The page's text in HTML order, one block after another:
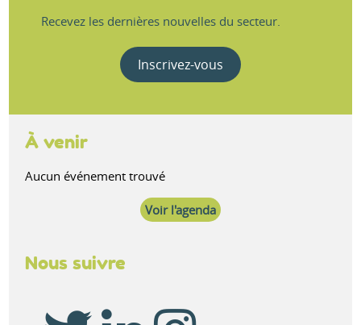
Recevez les dernières nouvelles du secteur.
Inscrivez-vous
À venir
Aucun événement trouvé
Voir l'agenda
Nous suivre